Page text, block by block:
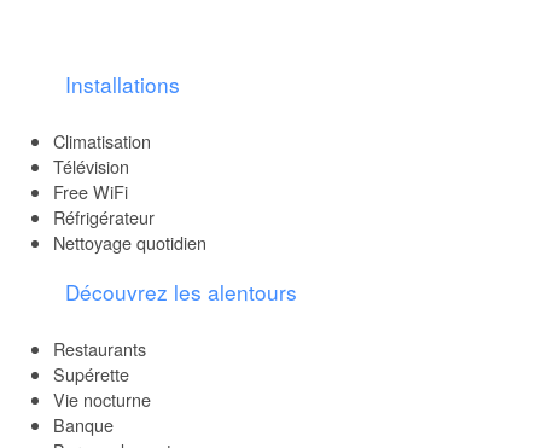
Installations
Climatisation
Télévision
Free WiFi
Réfrigérateur
Nettoyage quotidien
Découvrez les alentours
Restaurants
Supérette
Vie nocturne
Banque